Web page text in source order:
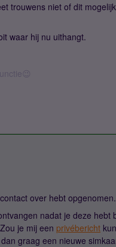
trouwens niet of dit
waar hij nu uithangt.
over hebt opgenomen.
nadat je deze hebt
je mij een privébericht
graag een nieuwe